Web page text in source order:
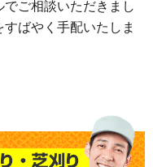
ご相談いただきまし
ばやく手配いたしま